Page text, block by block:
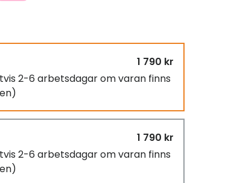
1 790 kr
2-6 arbetsdagar om varan finns
1 790 kr
2-6 arbetsdagar om varan finns